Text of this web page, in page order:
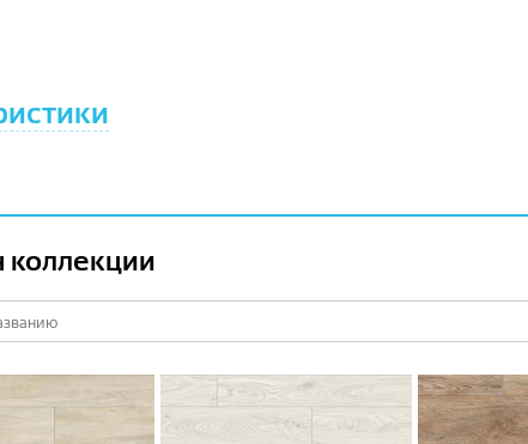
коллекции